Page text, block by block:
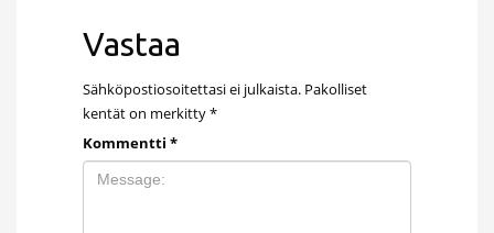
Vastaa
Sähköpostiosoitettasi ei julkaista. Pakolliset
kentät on merkitty*
Kommentti *